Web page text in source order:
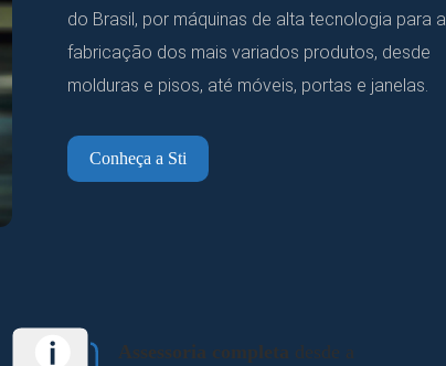
do Brasil, por máquinas de alta tecnologia para a
fabricação dos mais variados produtos, desde
molduras e pisos, até móveis, portas e janelas.
Conheça a Sti
Assessoria completa desde a